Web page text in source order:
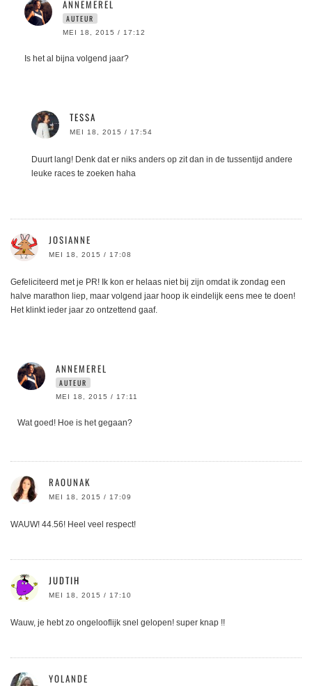
ANNEMEREL
AUTEUR
MEI 18, 2015 / 17:12
Is het al bijna volgend jaar?
TESSA
MEI 18, 2015 / 17:54
Duurt lang! Denk dat er niks anders op zit dan in de tussentijd andere
leuke races te zoeken haha
JOSIANNE
MEI 18, 2015 / 17:08
Gefeliciteerd met je PR! Ik kon er helaas niet bij zijn omdat ik zondag een
halve marathon liep, maar volgend jaar hoop ik eindelijk eens mee te doen!
Het klinkt ieder jaar zo ontzettend gaaf.
ANNEMEREL
AUTEUR
MEI 18, 2015 / 17:11
Wat goed! Hoe is het gegaan?
RAOUNAK
MEI 18, 2015 / 17:09
WAUW! 44.56! Heel veel respect!
JUDTIH
MEI 18, 2015 / 17:10
Wauw, je hebt zo ongelooflijk snel gelopen! super knap !!
YOLANDE